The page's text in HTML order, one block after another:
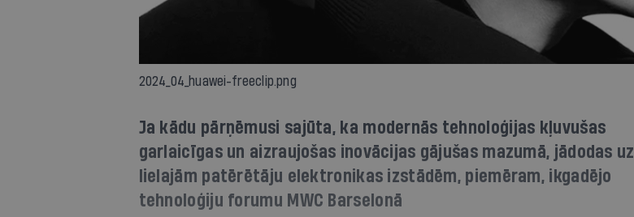
2024_04_huawei-freeclip.png
Ja kādu pārņēmusi sajūta, ka modernās tehnoloģijas kļuvušas
garlaicīgas un aizraujošas inovācijas gājušas mazumā, jādodas uz
lielajām patērētāju elektronikas izstādēm, piemēram, ikgadējo
tehnoloģiju forumu MWC Barselonā